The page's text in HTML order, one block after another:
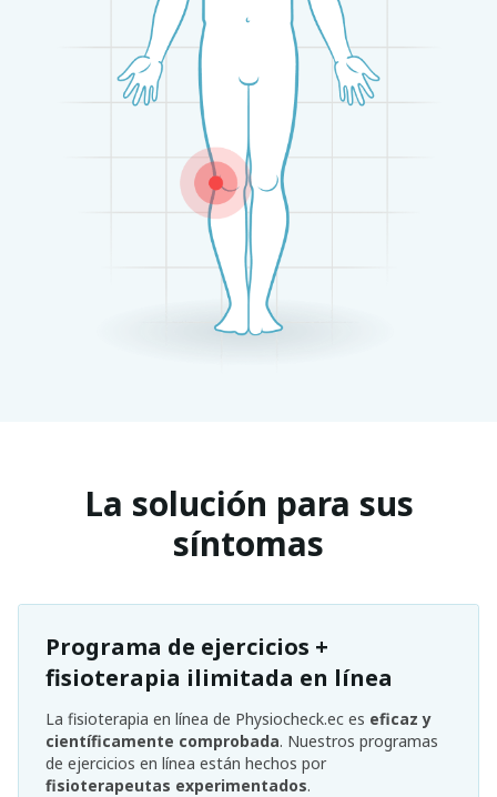
La solución para sus
síntomas
Programa de ejercicios +
fisioterapia ilimitada en línea
La fisioterapia en línea de Physiocheck.ec es eficaz y
científicamente comprobada. Nuestros programas
de ejercicios en línea están hechos por
fisioterapeutas experimentados.